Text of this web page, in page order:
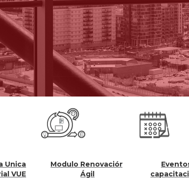
Modulo Renovación
Eventos y
capacitaciones